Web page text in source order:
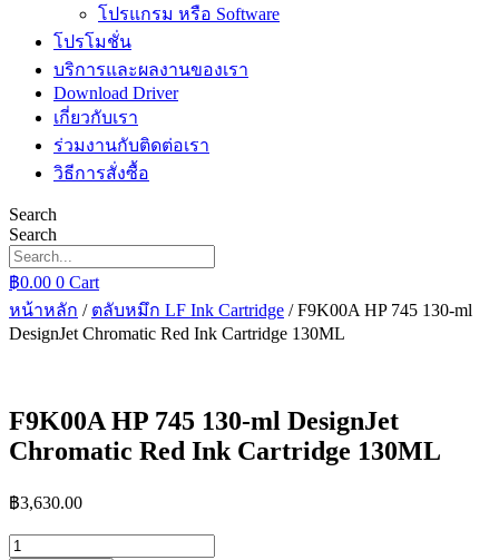
โปรแกรม หรือ Software
โปรโมชั่น
บริการและผลงานของเรา
Download Driver
เกี่ยวกับเรา
ร่วมงานกับติดต่อเรา
วิธีการสั่งซื้อ
Search
Search
฿0.00 0 Cart
หน้าหลัก / ตลับหมึก LF Ink Cartridge / F9K00A HP 745 130-ml
DesignJet Chromatic Red Ink Cartridge 130ML
F9K00A HP 745 130-ml DesignJet
Chromatic Red Ink Cartridge 130ML
฿3,630.00
จำนวน